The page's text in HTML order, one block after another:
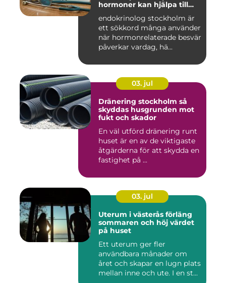
hormoner kan hjälpa till
endokrinolog stockholm är
ett sökkord många använder
när hormonrelaterade besvär
påverkar vardag, hä...
03. jul
Dränering stockholm så
skyddas husgrunden mot
fukt och skador
En väl utförd dränering runt
huset är en av de viktigaste
åtgärderna för att skydda en
fastighet på ...
03. jul
Uterum i västerås förläng
sommaren och höj värdet
på huset
Ett uterum ger fler
användbara månader om
året och skapar en lugn plats
mellan inne och ute. I en st...